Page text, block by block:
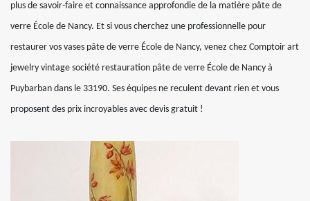
plus de savoir-faire et connaissance approfondie de la matière pâte de
verre École de Nancy. Et si vous cherchez une professionnelle pour
restaurer vos vases pâte de verre École de Nancy, venez chez Comptoir art
jewelry vintage société restauration pâte de verre École de Nancy à
Puybarban dans le 33190. Ses équipes ne reculent devant rien et vous
proposent des prix incroyables avec devis gratuit !